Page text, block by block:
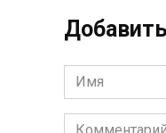
Имя
*
Комментарий